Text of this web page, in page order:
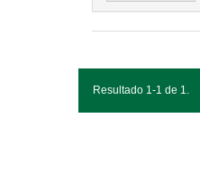
Resultado 1-1 de 1.